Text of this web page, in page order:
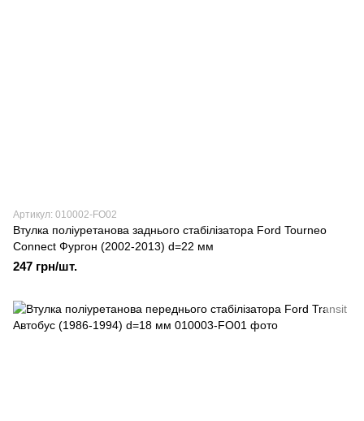
Артикул: 010002-FO02
Втулка поліуретанова заднього стабілізатора Ford Tourneo
Connect Фургон (2002-2013) d=22 мм
247 грн/шт.